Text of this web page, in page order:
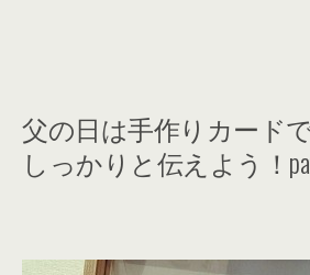
父の日は手作りカード
しっかりと伝えよう！